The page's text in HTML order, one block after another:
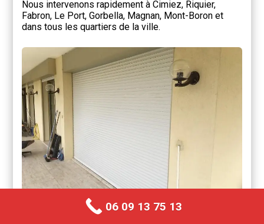
Nous intervenons rapidement à Cimiez, Riquier,
Fabron, Le Port, Gorbella, Magnan, Mont-Boron et
dans tous les quartiers de la ville.
06 09 13 75 13